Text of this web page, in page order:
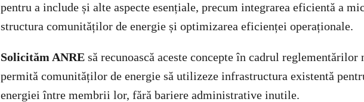
pentru a include și alte aspecte esențiale, precum integrarea eficientă a
structura comunităților de energie și optimizarea eficienței operaționale.
Solicităm ANRE să recunoască aceste concepte în cadrul reglementărilor
permită comunităților de energie să utilizeze infrastructura existentă
energiei între membrii lor, fără bariere administrative inutile.